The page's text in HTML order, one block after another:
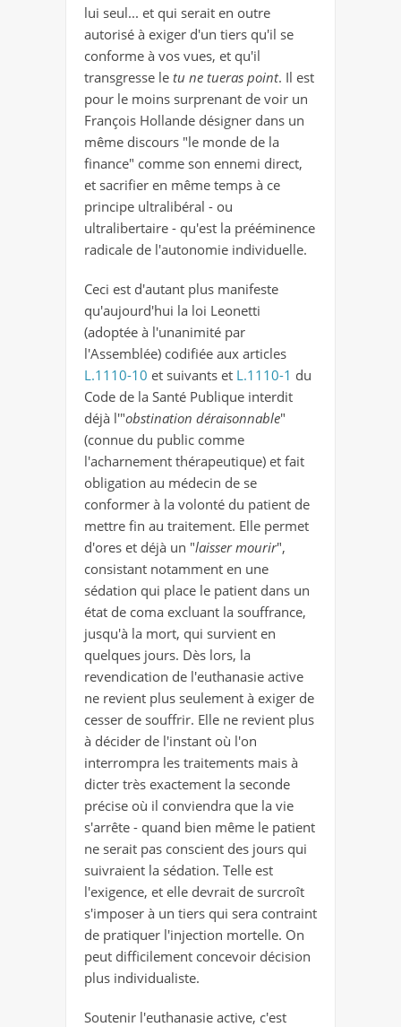
lui seul... et qui serait en outre
autorisé à exiger d'un tiers qu'il se
conforme à vos vues, et qu'il
transgresse le tu ne tueras point. Il est
pour le moins surprenant de voir un
François Hollande désigner dans un
même discours "le monde de la
finance" comme son ennemi direct,
et sacrifier en même temps à ce
principe ultralibéral - ou
ultralibertaire - qu'est la prééminence
radicale de l'autonomie individuelle.
Ceci est d'autant plus manifeste
qu'aujourd'hui la loi Leonetti
(adoptée à l'unanimité par
l'Assemblée) codifiée aux articles
L.1110-10 et suivants et L.1110-1 du
Code de la Santé Publique interdit
déjà l'"obstination déraisonnable"
(connue du public comme
l'acharnement thérapeutique) et fait
obligation au médecin de se
conformer à la volonté du patient de
mettre fin au traitement. Elle permet
d'ores et déjà un "laisser mourir",
consistant notamment en une
sédation qui place le patient dans un
état de coma excluant la souffrance,
jusqu'à la mort, qui survient en
quelques jours. Dès lors, la
revendication de l'euthanasie active
ne revient plus seulement à exiger de
cesser de souffrir. Elle ne revient plus
à décider de l'instant où l'on
interrompra les traitements mais à
dicter très exactement la seconde
précise où il conviendra que la vie
s'arrête - quand bien même le patient
ne serait pas conscient des jours qui
suivraient la sédation. Telle est
l'exigence, et elle devrait de surcroît
s'imposer à un tiers qui sera contraint
de pratiquer l'injection mortelle. On
peut difficilement concevoir décision
plus individualiste.
Soutenir l'euthanasie active, c'est